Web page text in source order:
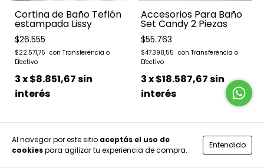
Al navegar por este sitio aceptás el uso de
cookiespara agilizar tu experiencia de compra.
Entendido
Cortina de Baño Teflón
estampada Lissy
$26.555
$22.571,75
3x$8.851,67sin
interés
Accesorios Para Baño
Set Candy 2 Piezas
$55.763
$47.398,55
3x$18.587,67sin
interés